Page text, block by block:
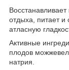
отдыха, питает и
атласную
Активные
плодов
натрия.